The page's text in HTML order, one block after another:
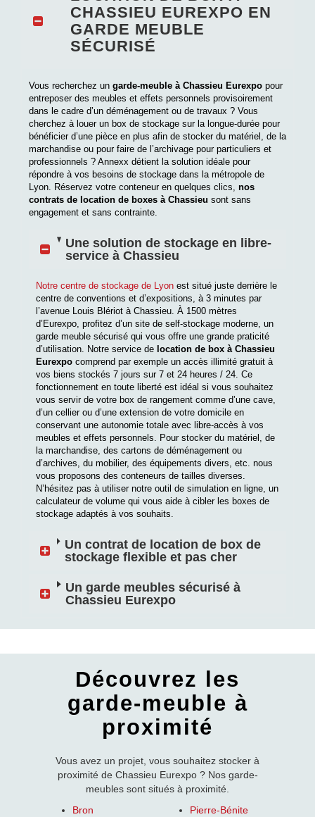
CHASSIEU EUREXPO EN
GARDE MEUBLE
SÉCURISÉ
Vous recherchez un garde-meuble à Chassieu Eurexpo pour
entreposer des meubles et effets personnels provisoirement
dans le cadre d’un déménagement ou de travaux ? Vous
cherchez à louer un box de stockage sur la longue-durée pour
bénéficier d’une pièce en plus afin de stocker du matériel, de la
marchandise ou pour faire de l’archivage pour particuliers et
professionnels ? Annexx détient la solution idéale pour
répondre à vos besoins de stockage dans la métropole de
Lyon. Réservez votre conteneur en quelques clics, nos
contrats de location de boxes à Chassieu sont sans
engagement et sans contrainte.
Une solution de stockage en libre-
service à Chassieu
Notre centre de stockage de Lyon est situé juste derrière le
centre de conventions et d’expositions, à 3 minutes par
l’avenue Louis Blériot à Chassieu. À 1500 mètres
d’Eurexpo, profitez d’un site de self-stockage moderne, un
garde meuble sécurisé qui vous offre une grande praticité
d’utilisation. Notre service de location de box à Chassieu
Eurexpo comprend par exemple un accès illimité gratuit à
vos biens stockés 7 jours sur 7 et 24 heures / 24. Ce
fonctionnement en toute liberté est idéal si vous souhaitez
vous servir de votre box de rangement comme d’une cave,
d’un cellier ou d’une extension de votre domicile en
conservant une autonomie totale avec libre-accès à vos
meubles et effets personnels. Pour stocker du matériel, de
la marchandise, des cartons de déménagement ou
d’archives, du mobilier, des équipements divers, etc. nous
vous proposons des conteneurs de tailles diverses.
N’hésitez pas à utiliser notre outil de simulation en ligne, un
calculateur de volume qui vous aide à cibler les boxes de
stockage adaptés à vos souhaits.
Un contrat de location de box de
stockage flexible et pas cher
Un garde meubles sécurisé à
Chassieu Eurexpo
Découvrez les
garde-meuble à
proximité
Vous avez un projet, vous souhaitez stocker à
proximité de Chassieu Eurexpo ? Nos garde-
meubles sont situés à proximité.
Bron
Pierre-Bénite